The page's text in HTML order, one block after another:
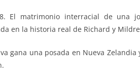
El matrimonio interracial de una
en la historia real de Richard y
gana una posada en Nueva Zelandia